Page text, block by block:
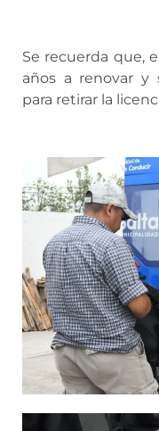
Se recuerda que,
años a renovar y
para retirar la